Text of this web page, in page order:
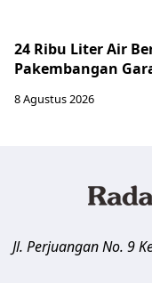
24 Ribu Liter Air
Pakembangan
8 Agustus 2026
Jl. Perjuangan No. 9